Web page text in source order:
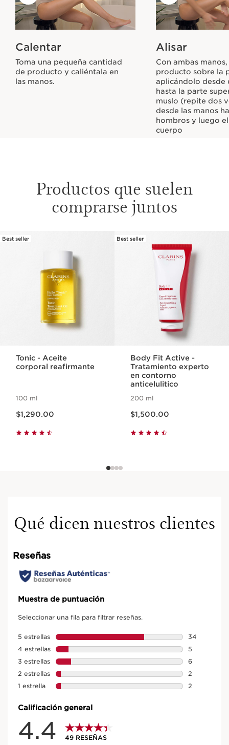
Calentar
Toma una pequeña cantidad
de producto y caliéntala en
las manos.
Alisar
Con ambas
producto sobre la
aplicándolo desde
hasta la parte
muslo (repite dos
desde las manos
hombros y luego
cuerpo
Productos que suelen
comprarse juntos
IR AL CONTENIDO
Best seller
Tonic - Aceite
corporal reafirmante
100 ml
$1,290.00
Best seller
Body Fit Active -
Tratamiento experto
en contorno
anticelulitico
200 ml
$1,500.00
Qué dicen nuestros clientes